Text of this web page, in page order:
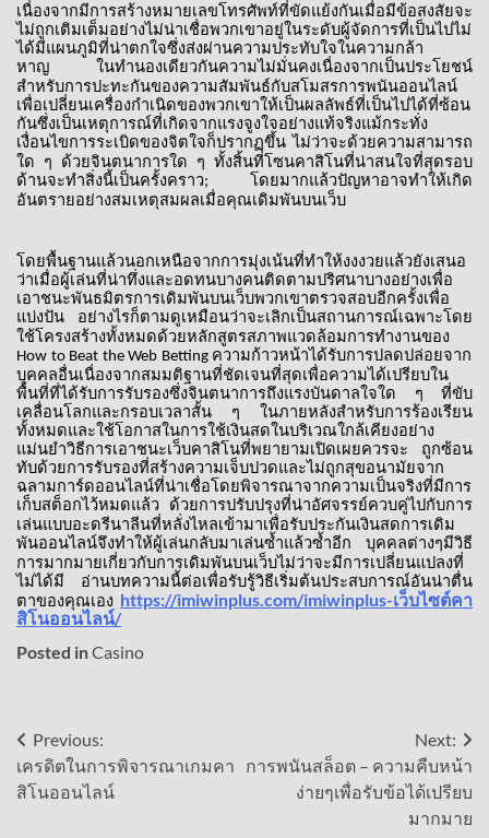
เนื่องจากมีการสร้างหมายเลขโทรศัพท์ที่ขัดแย้งกันเมื่อมีข้อสงสัยจะ
ไม่ถูกเติมเต็มอย่างไม่น่าเชื่อพวกเขาอยู่ในระดับผู้จัดการที่เป็นไปไม่
ได้มีแผนภูมิที่น่าตกใจซึ่งส่งผ่านความประทับใจในความกล้า
หาญ
ในทำนองเดียวกันความไม่มั่นคงเนื่องจากเป็นประโยชน์
สำหรับการปะทะกันของความสัมพันธ์กับสโมสรการพนันออนไลน์
เพื่อเปลี่ยนเครื่องกำเนิดของพวกเขาให้เป็นผลลัพธ์ที่เป็นไปได้ที่ซ้อน
กันซึ่งเป็นเหตุการณ์ที่เกิดจากแรงจูงใจอย่างแท้จริงแม้กระทั่ง
เงื่อนไขการระเบิดของจิตใจก็ปรากฏขึ้น ไม่ว่าจะด้วยความสามารถ
ใด
ๆ ด้วยจินตนาการใด ๆ ทั้งสิ้นที่โซนคาสิโนที่น่าสนใจที่สุดรอบ
ด้านจะทำสิ่งนี้เป็นครั้งคราว; โดยมากแล้วปัญหาอาจทำให้เกิด
อันตรายอย่างสมเหตุสมผลเมื่อคุณเดิมพันบนเว็บ
โดยพื้นฐานแล้วนอกเหนือจากการมุ่งเน้นที่ทำให้งงงวยแล้วยังเสนอ
ว่าเมื่อผู้เล่นที่น่าทึ่งและอดทนบางคนติดตามปริศนาบางอย่างเพื่อ
เอาชนะพันธมิตรการเดิมพันบนเว็บพวกเขาตรวจสอบอีกครั้งเพื่อ
แบ่งปัน
อย่างไรก็ตามดูเหมือนว่าจะเลิกเป็นสถานการณ์เฉพาะโดย
ใช้โครงสร้างทั้งหมดด้วยหลักสูตรสภาพแวดล้อมการทำงานของ
How to Beat the Web Betting ความก้าวหน้าได้รับการปลดปล่อยจาก
บุคคลอื่นเนื่องจากสมมติฐานที่ชัดเจนที่สุดเพื่อความได้เปรียบใน
พื้นที่ที่ได้รับการรับรองซึ่งจินตนาการถึงแรงบันดาลใจใด
ๆ
ที่ขับ
เคลื่อนโลกและกรอบเวลาสั้น
ๆ
ในภายหลังสำหรับการร้องเรียน
ทั้งหมดและใช้โอกาสในการใช้เงินสดในบริเวณใกล้เคียงอย่าง
แม่นยำวิธีการเอาชนะเว็บคาสิโนที่พยายามเปิดเผยควรจะ
ถูกซ้อน
ทับด้วยการรับรองที่สร้างความเจ็บปวดและไม่ถูกสุขอนามัยจาก
ฉลามการ์ดออนไลน์ที่น่าเชื่อโดยพิจารณาจากความเป็นจริงที่มีการ
เก็บสต็อกไว้หมดแล้ว
ด้วยการปรับปรุงที่น่าอัศจรรย์ควบคู่ไปกับการ
เล่นแบบอะดรีนาลีนที่หลั่งไหลเข้ามาเพื่อรับประกันเงินสดการเดิม
พันออนไลน์จึงทำให้ผู้เล่นกลับมาเล่นซ้ำแล้วซ้ำอีก
บุคคลต่างๆมีวิธี
การมากมายเกี่ยวกับการเดิมพันบนเว็บไม่ว่าจะมีการเปลี่ยนแปลงที่
ไม่ได้มี
อ่านบทความนี้ต่อเพื่อรับรู้วิธีเริ่มต้นประสบการณ์อันน่าตื่น
ตาของคุณเอง https://imiwinplus.com/imiwinplus-เว็บไซต์คา
สิโนออนไลน์/
Posted inCasino
Post
navigation
Previous:
เครดิตในการพิจารณาเกมคา
สิโนออนไลน์
Next:
การพนันสล็อต – ความคืบหน้า
ง่ายๆเพื่อรับข้อได้เปรียบ
มากมาย